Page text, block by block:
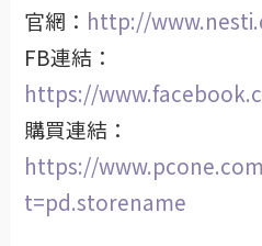
官網： http://
FB連結：
https://
購買連結：
https://
t=pd.storename